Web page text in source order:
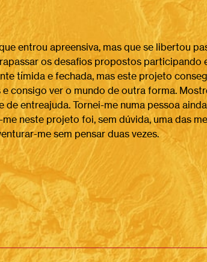
entrou apreensiva, mas que se libertou
os desafios propostos participando
tímida e fechada, mas este projeto
consigo ver o mundo de outra forma.
entreajuda. Tornei-me numa pessoa
neste projeto foi, sem dúvida, uma das
me sem pensar duas vezes.